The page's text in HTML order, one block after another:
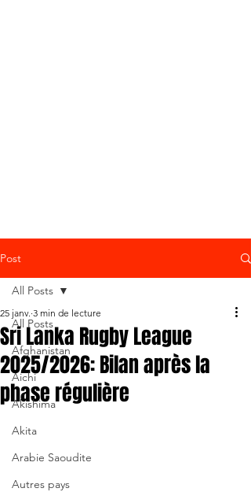
Post
All Posts
Afghanistan
Aichi
Akishima
Akita
Arabie Saoudite
Autres pays
All Posts
Sri Lanka Rugby League
2025/2026: Bilan après la
phase régulière
25 janv. 3 min de lecture